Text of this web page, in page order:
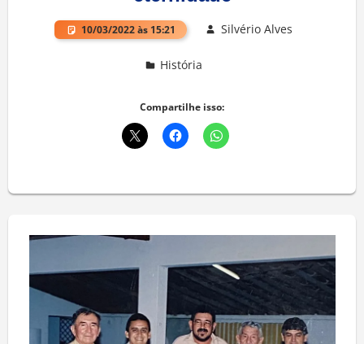
10/03/2022 às 15:21 Silvério Alves
História
Compartilhe isso: